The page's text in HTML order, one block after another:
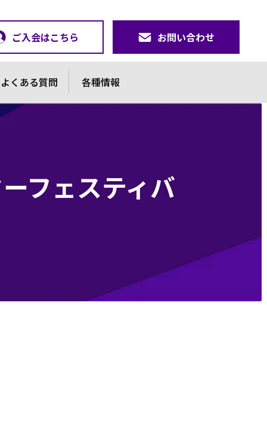
ご入会はこちら お問い合わせ
よくある質問 各種情報
フェスティバ